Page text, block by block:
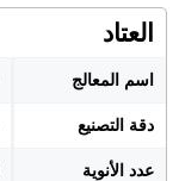
العتاد
اسم المعالج
دقة التصنيع
عدد الأنوية